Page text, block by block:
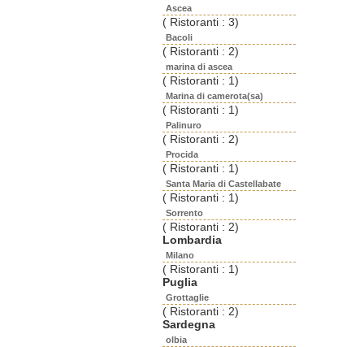
Ascea
( Ristoranti : 3)
Bacoli
( Ristoranti : 2)
marina di ascea
( Ristoranti : 1)
Marina di camerota(sa)
( Ristoranti : 1)
Palinuro
( Ristoranti : 2)
Procida
( Ristoranti : 1)
Santa Maria di Castellabate
( Ristoranti : 1)
Sorrento
( Ristoranti : 2)
Lombardia
Milano
( Ristoranti : 1)
Puglia
Grottaglie
( Ristoranti : 2)
Sardegna
olbia